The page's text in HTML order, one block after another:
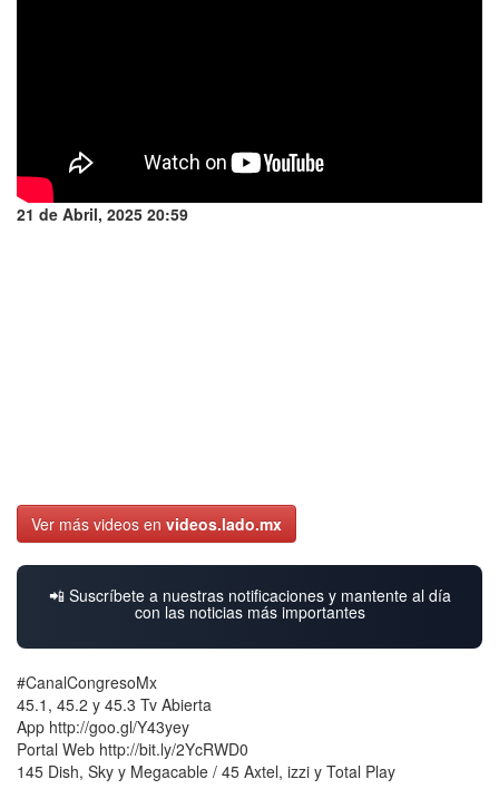
21 de Abril, 2025 20:59
Ver más videos en videos.lado.mx
📲 Suscríbete a nuestras notificaciones y mantente al día
con las noticias más importantes
#CanalCongresoMx
45.1, 45.2 y 45.3 Tv Abierta
App http://goo.gl/Y43yey
Portal Web http://bit.ly/2YcRWD0
145 Dish, Sky y Megacable / 45 Axtel, izzi y Total Play